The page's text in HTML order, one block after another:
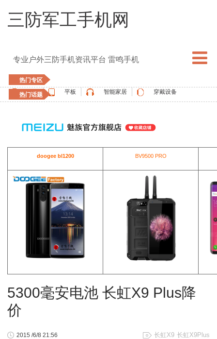
三防军工手机网
专业户外三防手机资讯平台 雷鸣手机
热门专区
手机
平板 智能家居 穿戴设备
热门话题
vernee
doogee bl1200 BV9500 PRO
5300毫安电池 长虹X9 Plus降
价
长虹X9 长虹X9Plus
2015 /6/8 21:56